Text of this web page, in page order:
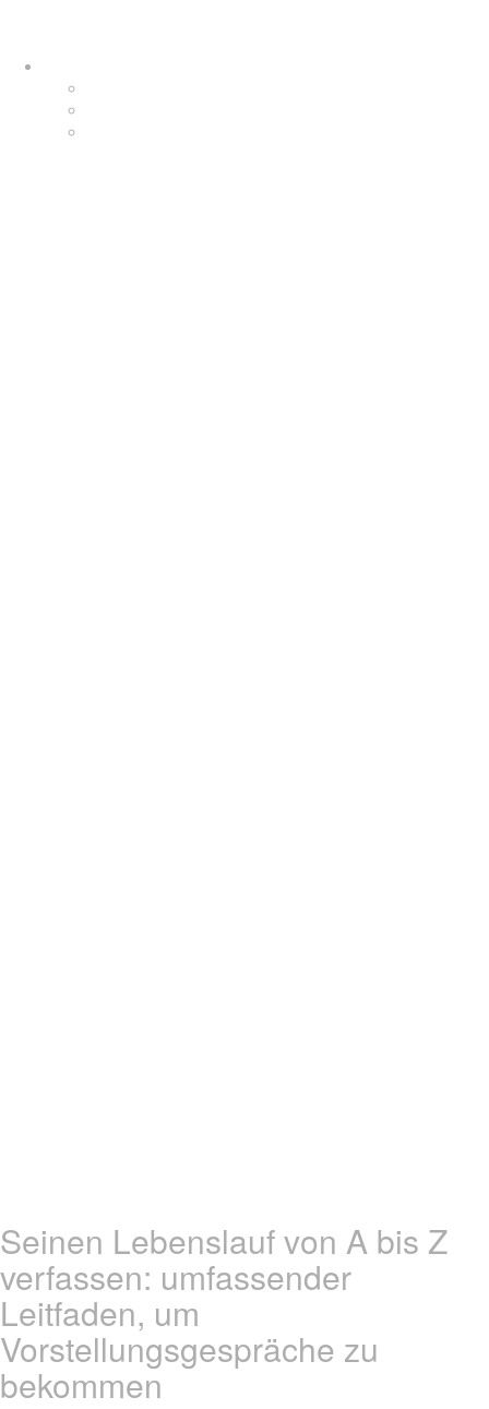
springen
Seinen Lebenslauf von A bis Z
verfassen: umfassender
Leitfaden, um
Vorstellungsgespräche zu
bekommen